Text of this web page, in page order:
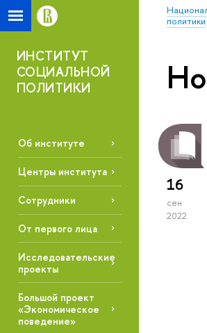
политики
ИНСТИТУТ
СОЦИАЛЬНОЙ
ПОЛИТИКИ
Об институте
Центры института
Сотрудники
От первого лица
Исследовательские
проекты
Большой проект
«Экономическое
поведение»
16
сен
2022